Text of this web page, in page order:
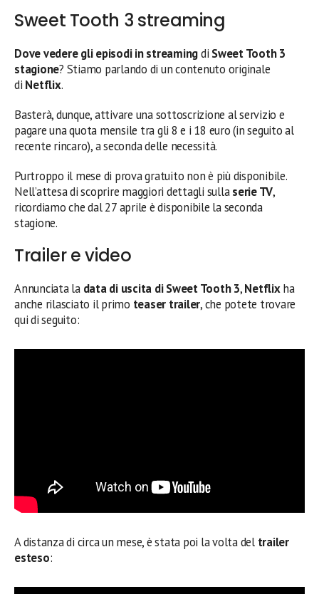
Sweet Tooth 3 streaming
Dove vedere gli episodi in streamingdi Sweet Tooth 3
stagione? Stiamo parlando di un contenuto originale
di Netflix.
Basterà, dunque, attivare una sottoscrizione al servizio e
pagare una quota mensile tra gli 8 e i 18 euro (in seguito al
recente rincaro), a seconda delle necessità.
Purtroppo il mese di prova gratuito non è più disponibile.
Nell’attesa di scoprire maggiori dettagli sullaserie TV,
ricordiamo che dal 27 aprile è disponibile la seconda
stagione.
Trailer e video
Annunciata la data di uscita di Sweet Tooth 3,Netflixha
anche rilasciato il primo teaser trailer, che potete trovare
qui di seguito:
A distanza di circa un mese, è stata poi la volta del trailer
esteso: